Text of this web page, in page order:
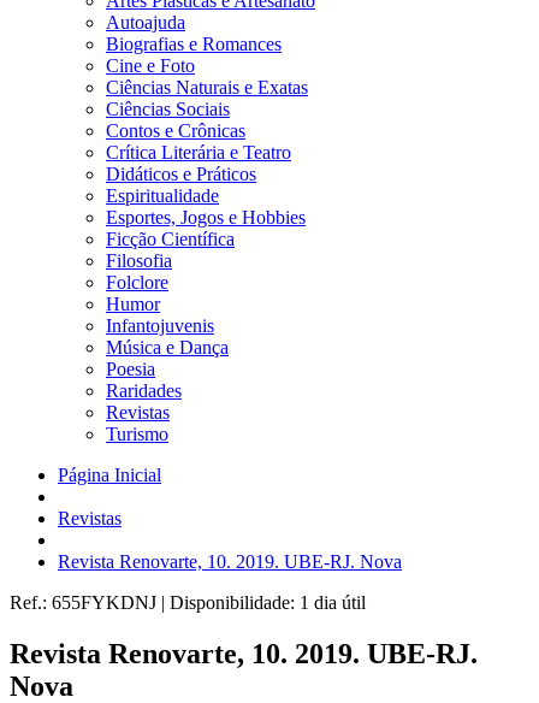
Autoajuda
Biografias e Romances
Cine e Foto
Ciências Naturais e Exatas
Ciências Sociais
Contos e Crônicas
Crítica Literária e Teatro
Didáticos e Práticos
Espiritualidade
Esportes, Jogos e Hobbies
Ficção Científica
Filosofia
Folclore
Humor
Infantojuvenis
Música e Dança
Poesia
Raridades
Revistas
Turismo
Página Inicial
Revistas
Revista Renovarte, 10. 2019. UBE-RJ. Nova
Ref.: 655FYKDNJ | Disponibilidade: 1 dia útil
Revista Renovarte, 10. 2019. UBE-RJ.
Nova